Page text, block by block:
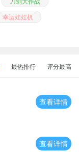
幸运娃娃机
最热排行 评分最高
查看详情
查看详情